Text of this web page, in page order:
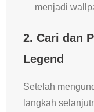
menjadi
2. Cari dan
Legend
Setelah
langkah